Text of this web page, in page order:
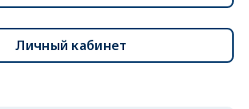
Личный кабинет